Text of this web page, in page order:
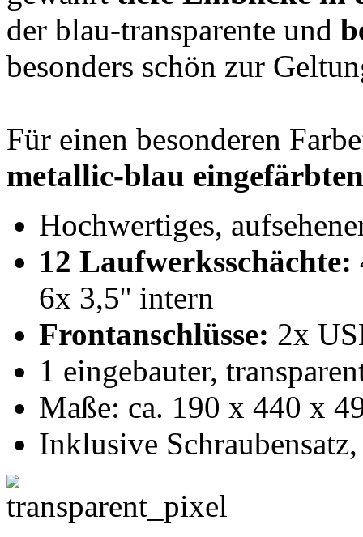
der blau-transparente und
besonders schön zur
Für einen besonderen
metallic-blau
Hochwertiges,
12 Laufwerksschächte:
6x 3,5'' intern
Frontanschlüsse: 2x
1 eingebauter,
Maße: ca. 190 x 440 x
Inklusive